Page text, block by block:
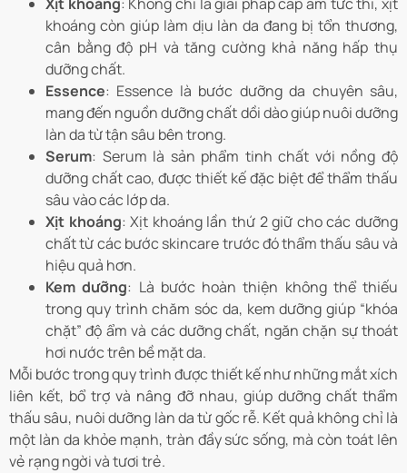
khoáng còn giúp làm dịu làn da đang bị tổn thương,
cân bằng độ pH và tăng cường khả năng hấp thụ
dưỡng chất.
Essence: Essence là bước dưỡng da chuyên sâu,
mang đến nguồn dưỡng chất dồi dào giúp nuôi dưỡng
làn da từ tận sâu bên trong.
Serum: Serum là sản phẩm tinh chất với nồng độ
dưỡng chất cao, được thiết kế đặc biệt để thẩm thấu
sâu vào các lớp da.
Xịt khoáng: Xịt khoáng lần thứ 2 giữ cho các dưỡng
chất từ các bước skincare trước đó thẩm thấu sâu và
hiệu quả hơn.
Kem dưỡng: Là bước hoàn thiện không thể thiếu
trong quy trình chăm sóc da, kem dưỡng giúp “khóa
chặt” độ ẩm và các dưỡng chất, ngăn chặn sự thoát
hơi nước trên bề mặt da.
Mỗi bước trong quy trình được thiết kế như những mắt xích
liên kết, bổ trợ và nâng đỡ nhau, giúp dưỡng chất thẩm
thấu sâu, nuôi dưỡng làn da từ gốc rễ. Kết quả không chỉ là
một làn da khỏe mạnh, tràn đầy sức sống, mà còn toát lên
vẻ rạng ngời và tươi trẻ.